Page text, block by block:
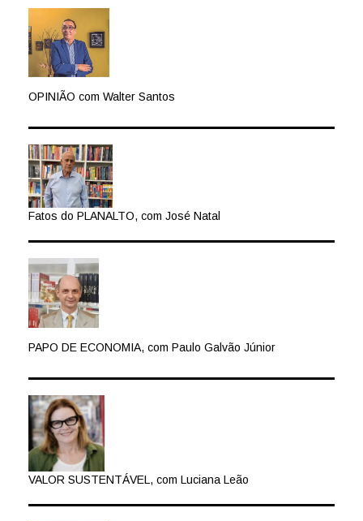
OPINIÃO com Walter Santos
Fatos do PLANALTO, com José Natal
PAPO DE ECONOMIA, com Paulo Galvão Júnior
VALOR SUSTENTÁVEL, com Luciana Leão